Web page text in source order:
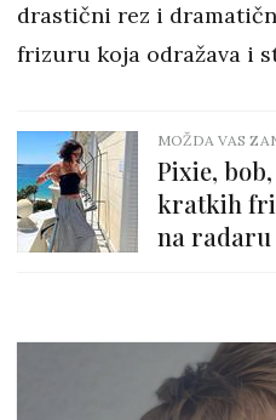
drastični rez i
frizuru koja odražava i
MOŽDA VAS
Pixie,
kratkih
na radaru